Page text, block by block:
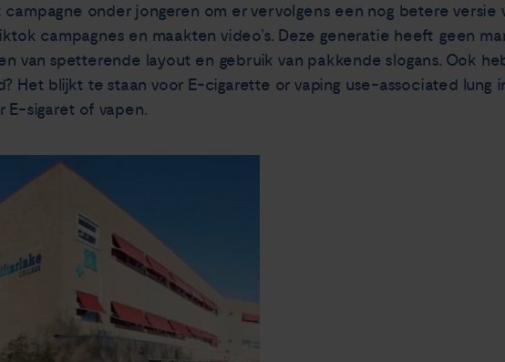
onder jongeren om er vervolgens een nog betere versie
campagnes en maakten video’s. Deze generatie heeft geen
van spetterende layout en gebruik van pakkende slogans. Ook
Het blijkt te staan voor E-cigarette or vaping use-associated lung
E-sigaret of vapen.